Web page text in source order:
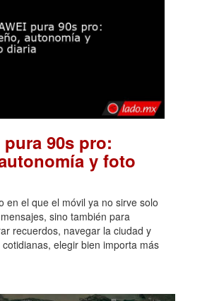
pura 90s pro:
y foto
en el que el móvil ya no sirve solo
sino también para
recuerdos, navegar la ciudad y
elegir bien importa más